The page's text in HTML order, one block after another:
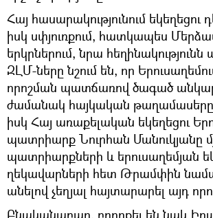
Հայ հասարակությունում եկեղեցու
իսկ սփյուռքում, հատկապես
երկրներում, նրա հեղինակությունն
ԶԼՄ-ները նշում են, որ
որոշման պատճառով ծագած
ժամանակ հայկական թաղամասերը
իսկ Հայ առաքելական եկեղեցու
պատրիարք Նուրհան Մանուկյանը
պատրիարքների և երուսաղեմյան
ղեկավարների հետ Թրամփին
անելով չեղյալ հայտարարել այդ
Բնականաբար, բողոքել են նաև